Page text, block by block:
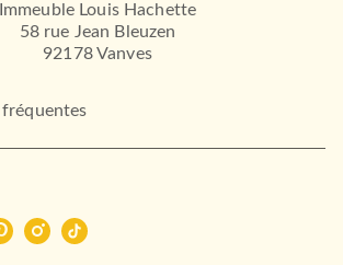
Immeuble Louis Hachette
58 rue Jean Bleuzen
92178 Vanves